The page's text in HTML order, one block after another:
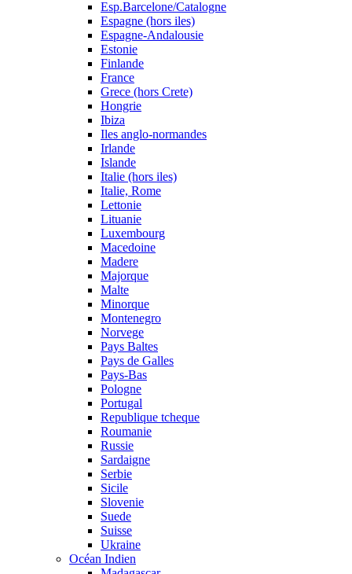
Esp.Barcelone/Catalogne
Espagne (hors iles)
Espagne-Andalousie
Estonie
Finlande
France
Grece (hors Crete)
Hongrie
Ibiza
Iles anglo-normandes
Irlande
Islande
Italie (hors iles)
Italie, Rome
Lettonie
Lituanie
Luxembourg
Macedoine
Madere
Majorque
Malte
Minorque
Montenegro
Norvege
Pays Baltes
Pays de Galles
Pays-Bas
Pologne
Portugal
Republique tcheque
Roumanie
Russie
Sardaigne
Serbie
Sicile
Slovenie
Suede
Suisse
Ukraine
Océan Indien